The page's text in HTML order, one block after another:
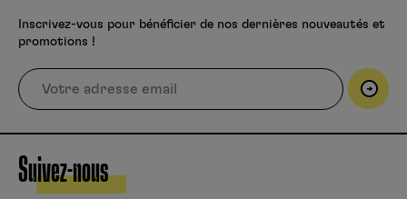
Inscrivez-vous pour bénéficier de nos dernières nouveautés et
promotions !
Suivez-nous